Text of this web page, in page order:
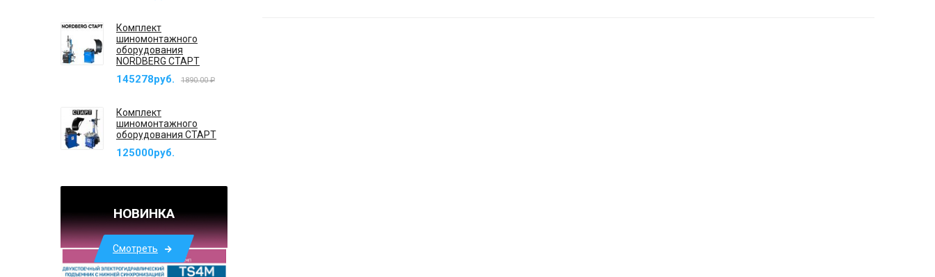
Комплект
шиномонтажного
оборудования
NORDBERG СТАРТ
145278руб. 1890.00 ₽
Комплект
шиномонтажного
оборудования СТАРТ
125000руб.
НОВИНКА
Смотреть